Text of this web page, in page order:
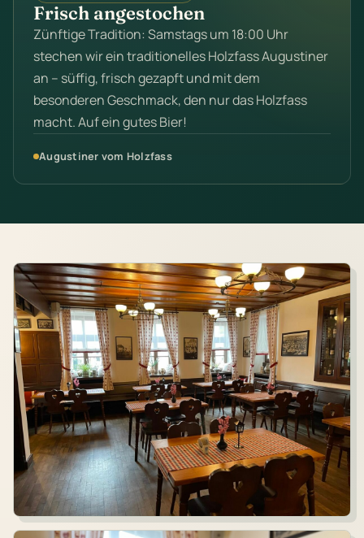
Frisch angestochen
Zünftige Tradition: Samstags um 18:00 Uhr
stechen wir ein traditionelles Holzfass Augustiner
an – süffig, frisch gezapft und mit dem
besonderen Geschmack, den nur das Holzfass
macht. Auf ein gutes Bier!
Augustiner vom Holzfass